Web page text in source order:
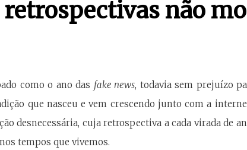
retrospectivas não
como o ano das fake news, todavia sem prejuízo
que nasceu e vem crescendo junto com a
desnecessária, cuja retrospectiva a cada virada de
tempos que vivemos.